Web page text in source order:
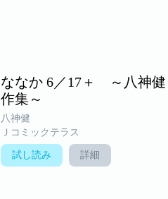
ななか 6／17＋ ～八神健
作集～
八神健
Ｊコミックテラス
試し読み 詳細